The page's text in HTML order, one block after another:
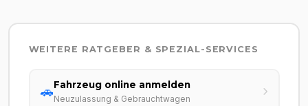
WEITERE RATGEBER & SPEZIAL-SERVICES
🚗Fahrzeug online anmelden
Neuzulassung & Gebrauchtwagen